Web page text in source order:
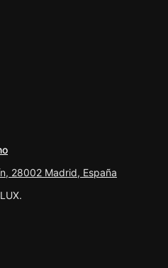
28002 Madrid, España